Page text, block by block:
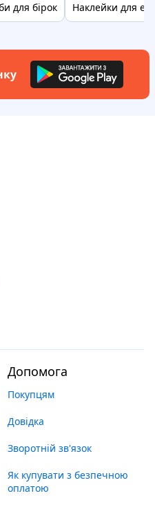
для бірок Наклейки для
Допомога
Покупцям
Довідка
Зворотній зв'язок
Як купувати з безпечною
оплатою